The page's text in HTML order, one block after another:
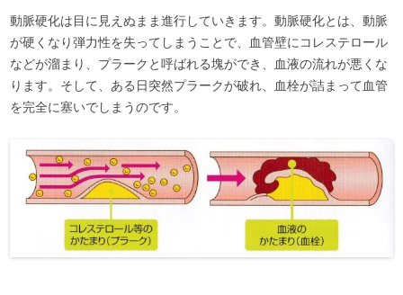
動脈硬化は目に見えぬまま進行していきます。動脈硬化とは、動脈
が硬くなり弾力性を失ってしまうことで、血管壁にコレステロール
などが溜まり、プラークと呼ばれる塊ができ、血液の流れが悪くな
ります。そして、ある日突然プラークが破れ、血栓が詰まって血管
を完全に塞いでしまうのです。